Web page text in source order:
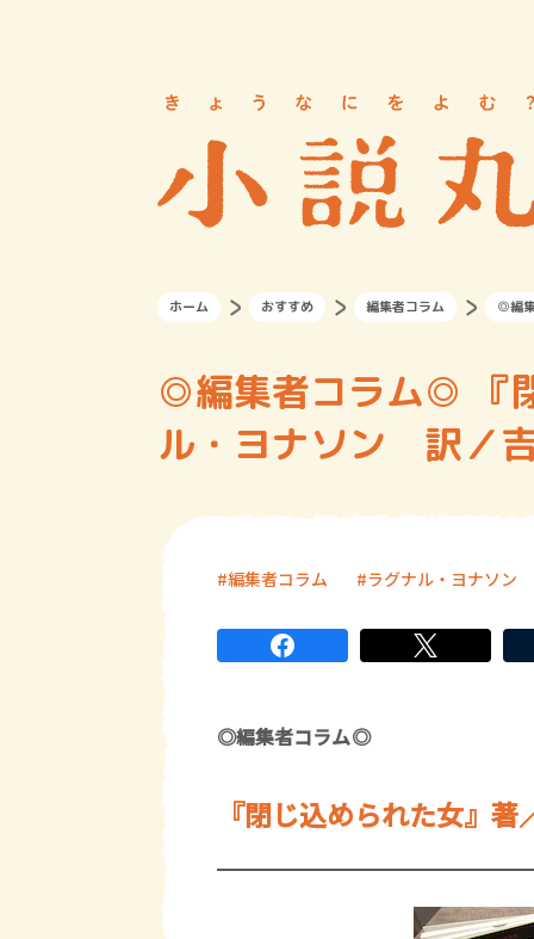
ホーム おすすめ 編集者コラム ◎編
◎編集者コラム◎ 『
ル・ヨナソン 訳／
編集者コラム ラグナル・ヨナソン
◎編集者コラム◎
『閉じ込められた女』